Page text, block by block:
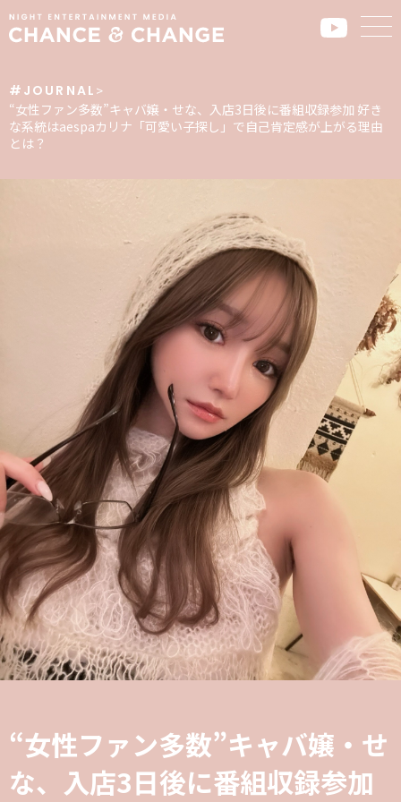
#JOURNAL >
“女性ファン多数”キャバ嬢・せな、入店3日後に番組収録参加 好き
な系統はaespaカリナ「可愛い子探し」で自己肯定感が上がる理由
とは？
“女性ファン多数”キャバ嬢・せ
な、入店3日後に番組収録参加